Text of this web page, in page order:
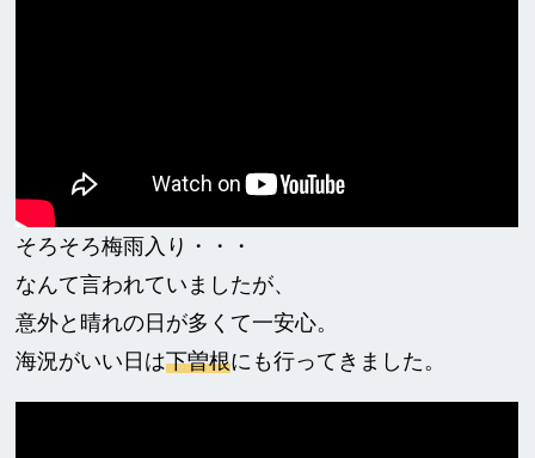
そろそろ梅雨入り・・・
なんて言われていましたが、
意外と晴れの日が多くて一安心。
海況がいい日は下曽根にも行ってきました。